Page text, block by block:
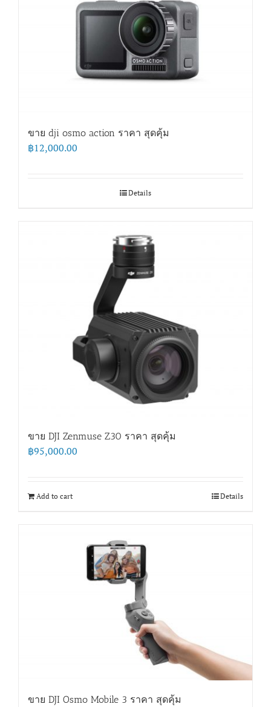
ขาย dji osmo action ราคา สุดคุ้ม
฿12,000.00
Details
ขาย DJI Zenmuse Z30 ราคา สุดคุ้ม
฿95,000.00
Add to cart Details
ขาย DJI Osmo Mobile 3 ราคา สุดคุ้ม